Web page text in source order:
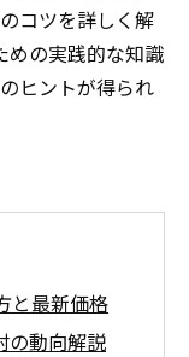
コツを詳しく解
めの実践的な知識
ヒントが得られ
と最新価格
の動向解説